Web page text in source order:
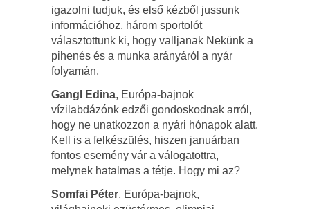
igazolni tudjuk, és első kézből jussunk
információhoz, három sportolót
választottunk ki, hogy valljanak Nekünk a
pihenés és a munka arányáról a nyár
folyamán.
Gangl Edina, Európa-bajnok
vízilabdázónk edzői gondoskodnak arról,
hogy ne unatkozzon a nyári hónapok alatt.
Kell is a felkészülés, hiszen januárban
fontos esemény vár a válogatottra,
melynek hatalmas a tétje. Hogy mi az?
Somfai Péter, Európa-bajnok,